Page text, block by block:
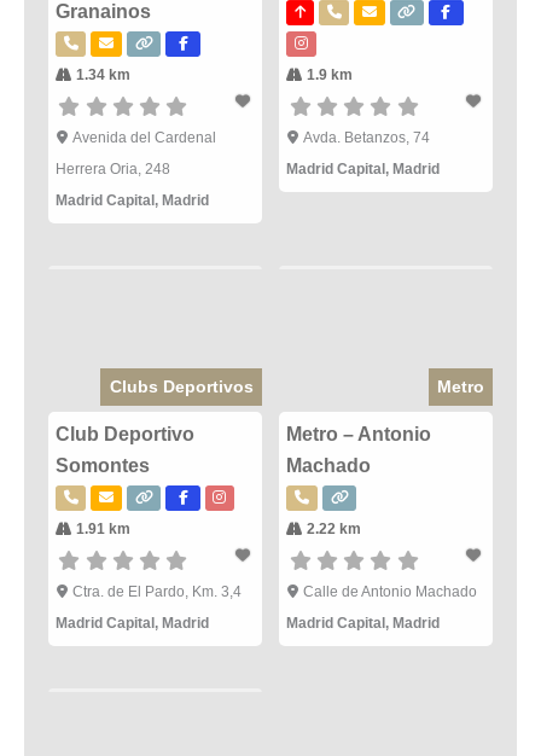
Granainos
1.34 km
Avenida del Cardenal
Herrera Oria, 248
Madrid Capital , Madrid
1.9 km
Avda. Betanzos, 74
Madrid Capital , Madrid
Clubs Deportivos
Club Deportivo
Somontes
1.91 km
Ctra. de El Pardo, Km. 3,4
Madrid Capital , Madrid
Metro
Metro – Antonio
Machado
2.22 km
Calle de Antonio Machado
Madrid Capital , Madrid